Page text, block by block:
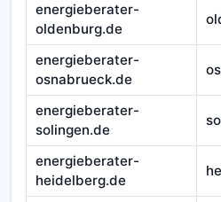
energieberater-
oldenburg.de
energieberater-
osnabrueck.de
energieberater-
solingen.de
energieberater-
heidelberg.de